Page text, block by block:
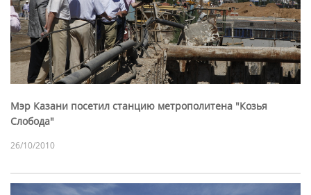
Мэр Казани посетил станцию метрополитена "Козья
Слобода"
26/10/2010